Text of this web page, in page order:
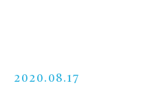
2020.08.17